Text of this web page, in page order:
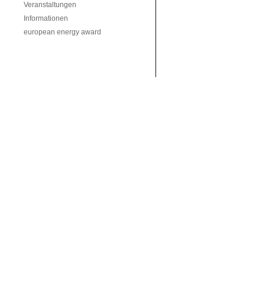
Veranstaltungen
Informationen
european energy award